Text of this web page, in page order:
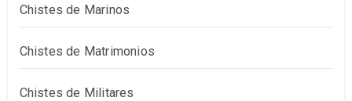
Chistes de Marinos
Chistes de Matrimonios
Chistes de Militares